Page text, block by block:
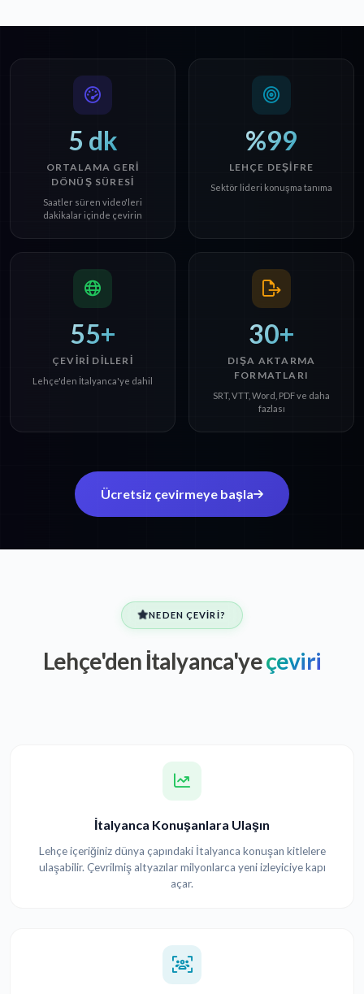
5 dk
ORTALAMA GERI
DÖNÜŞ SÜRESI
Saatler süren video'leri
dakikalar içinde çevirin
%99
LEHÇE DEŞIFRE
Sektör lideri konuşma tanıma
55+
ÇEVIRI DILLERI
Lehçe'den İtalyanca'ye dahil
30+
DIŞA AKTARMA
FORMATLARI
SRT, VTT, Word, PDF ve daha
fazlası
Ücretsiz çevirmeye başla
NEDEN ÇEVIRI?
Lehçe'den İtalyanca'yeçeviri
İtalyanca Konuşanlara Ulaşın
Lehçe içeriğiniz dünya çapındaki İtalyanca konuşan kitlelere
ulaşabilir. Çevrilmiş altyazılar milyonlarca yeni izleyiciye kapı
açar.